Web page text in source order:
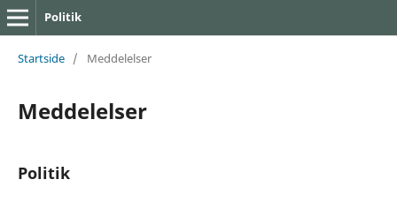
Politik
Startside / Meddelelser
Meddelelser
Politik